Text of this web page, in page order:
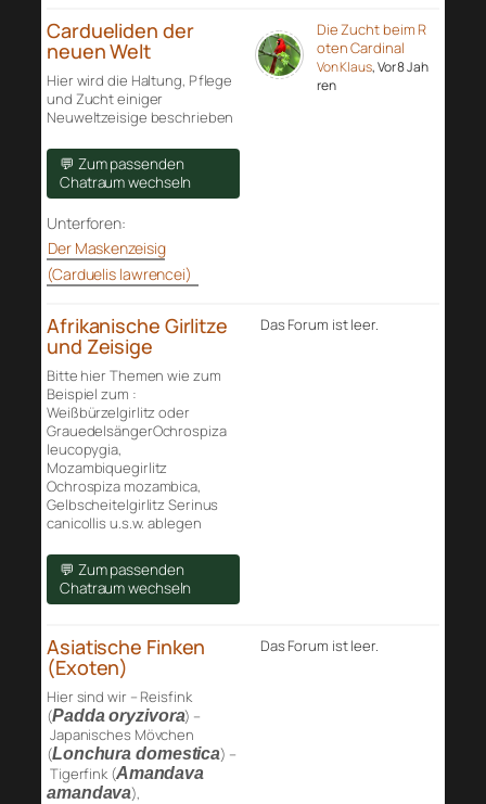
Cardueliden der
neuen Welt
Hier wird die Haltung, Pflege
und Zucht einiger
Neuweltzeisige beschrieben
💬 Zum passenden
Chatraum wechseln
Unterforen:
Der Maskenzeisig
(Carduelis lawrencei)
Die Zucht beim R
oten Cardinal
Von Klaus, Vor 8 Jah
ren
Afrikanische Girlitze
und Zeisige
Bitte hier Themen wie zum
Beispiel zum :
Weißbürzelgirlitz oder
GrauedelsängerOchrospiza
leucopygia,
Mozambiquegirlitz
Ochrospiza mozambica,
Gelbscheitelgirlitz Serinus
canicollis u.s.w. ablegen
💬 Zum passenden
Chatraum wechseln
Das Forum ist leer.
Asiatische Finken
(Exoten)
Hier sind wir – Reisfink
(Padda oryzivora) –
Japanisches Mövchen
(Lonchura domestica) –
Tigerfink (Amandava
amandava),
Das Forum ist leer.